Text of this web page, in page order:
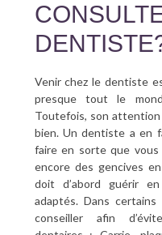
Venir chez le dentiste
presque tout le
Toutefois, son
bien. Un dentiste a en
faire en sorte que
encore des gencives
doit d’abord guérir
adaptés. Dans
conseiller afin